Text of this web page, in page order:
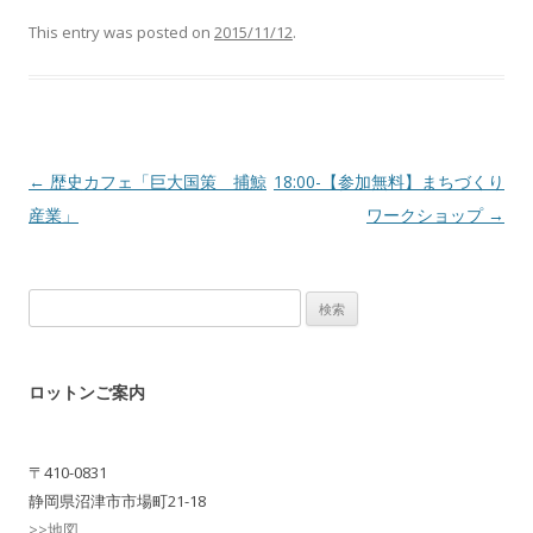
This entry was posted on 2015/11/12.
Post navigation
← 歴史カフェ「巨大国策 捕鯨
産業」
18:00-【参加無料】まちづくり
ワークショップ →
索:
ロットンご案内
〒410-0831
静岡県沼津市市場町21-18